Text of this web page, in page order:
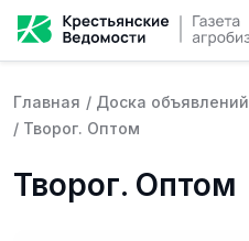
Главная / Доска объявлений
/ Творог. Оптом
Творог. Оптом